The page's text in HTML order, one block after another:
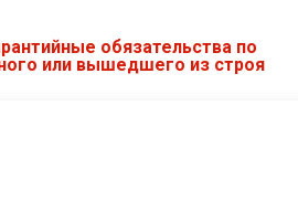
обязательства по
или вышедшего из строя